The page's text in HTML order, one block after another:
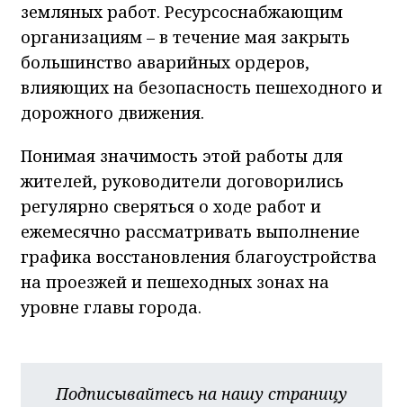
земляных работ. Ресурсоснабжающим
организациям – в течение мая закрыть
большинство аварийных ордеров,
влияющих на безопасность пешеходного и
дорожного движения.
Понимая значимость этой работы для
жителей, руководители договорились
регулярно сверяться о ходе работ и
ежемесячно рассматривать выполнение
графика восстановления благоустройства
на проезжей и пешеходных зонах на
уровне главы города. ​
Подписывайтесь на нашу страницу